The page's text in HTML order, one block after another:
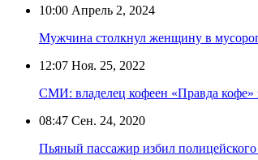
10:00 Апрель 2, 2024
Мужчина столкнул женщину в
12:07 Ноя. 25, 2022
СМИ: владелец кофеен «Правда кофе»
08:47 Сен. 24, 2020
Пьяный пассажир избил полицейского